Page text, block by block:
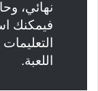
نهائي،
فيمكنك
اللعبة.